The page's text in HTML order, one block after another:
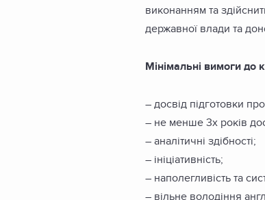
виконанням та
державної влади та
Мінімальні вимоги до
– досвід підготовки
– не менше 3х років
– аналітичні здібності;
– ініціативність;
– наполегливість та
– вільне володіння